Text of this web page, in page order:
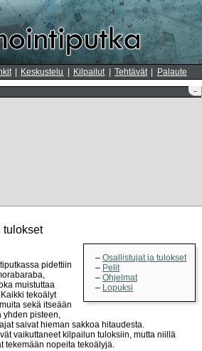
Keskustelu Kilpailut Tehtävät Palaute
–
tulokset
Osallistujat ja tulokset
Pelit
Ohjelmat
Lopuksi
pidettiin
muistuttaa
tekoälyt
sekä itseään
yhden pisteen,
saivat hieman sakkoa hitaudesta.
vaikuttaneet kilpailun tuloksiin, mutta niillä
tekemään nopeita tekoälyjä.